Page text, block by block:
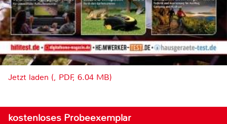
Jetzt laden (, PDF, 6.04 MB)
kostenloses Probeexemplar